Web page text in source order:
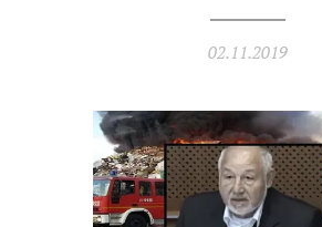
02.11.2019